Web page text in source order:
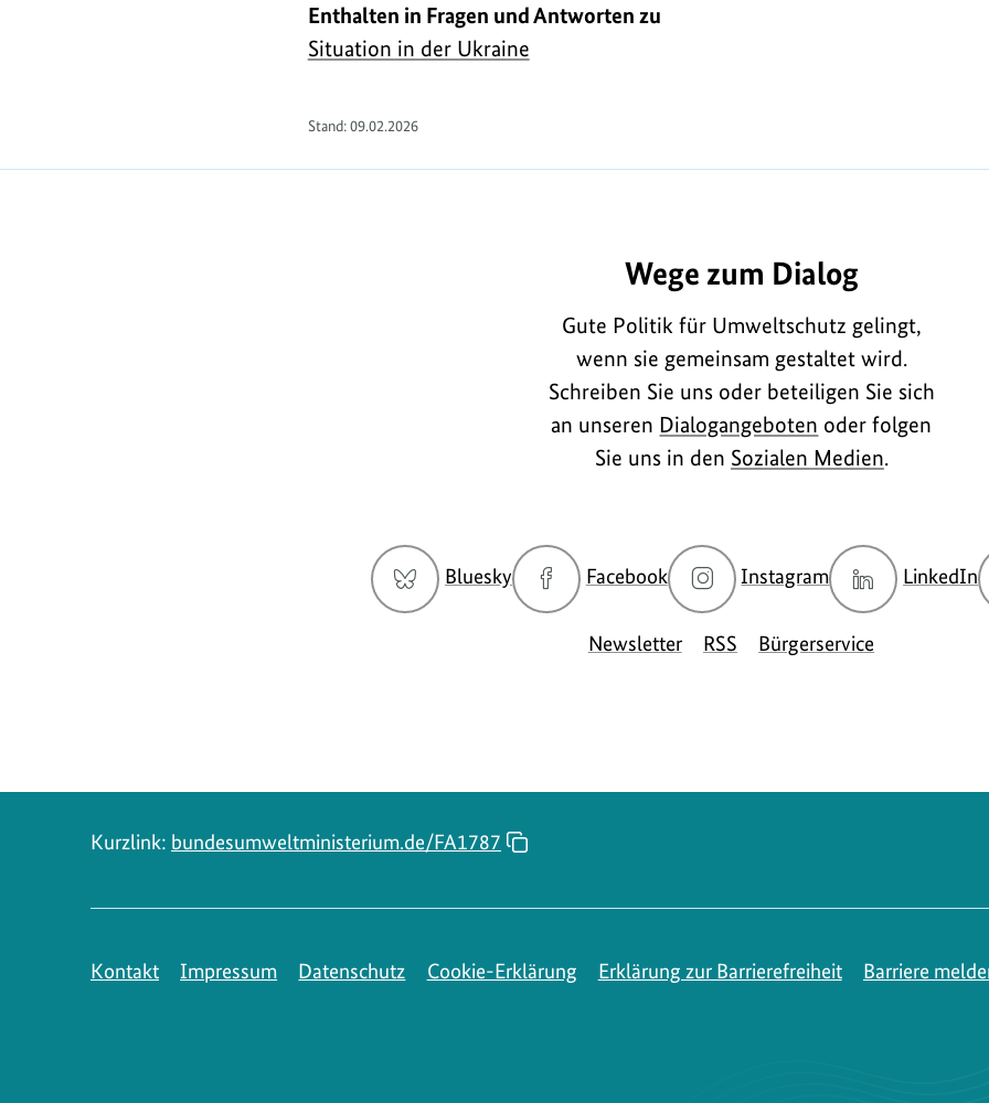
Enthalten in Fragen und Antworten zu
Situation in der Ukraine
Stand:09.02.2026
Wege zum Dialog
Gute Politik für Umweltschutz gelingt,
wenn sie gemeinsam gestaltet wird.
Schreiben Sie uns oder beteiligen Sie sich
an unseren Dialogangeboten oder folgen
Sie uns in den Sozialen Medien.
Bluesky
zur
Bluesky-
Seite
Facebook
zur
Facebook-
Seite
des
Instagram
zur
Instagram-
Seite
des
LinkedIn
Newsletter RSS Bürgerservice
Kurzlink: bundesumweltministerium.de/FA1787
Kontakt Impressum Datenschutz Cookie-Erklärung Erklärung zur Barrierefreiheit Barriere